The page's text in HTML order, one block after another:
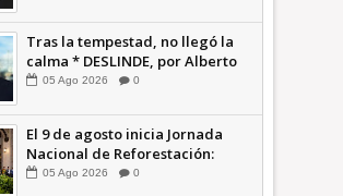
Tras la tempestad, no llegó la
calma * DESLINDE, por Alberto
Witvrun OPINIÓN
05 Ago 2026 0
El 9 de agosto inicia Jornada
Nacional de Reforestación:
presidenta Sheinbaum +Video
05 Ago 2026 0